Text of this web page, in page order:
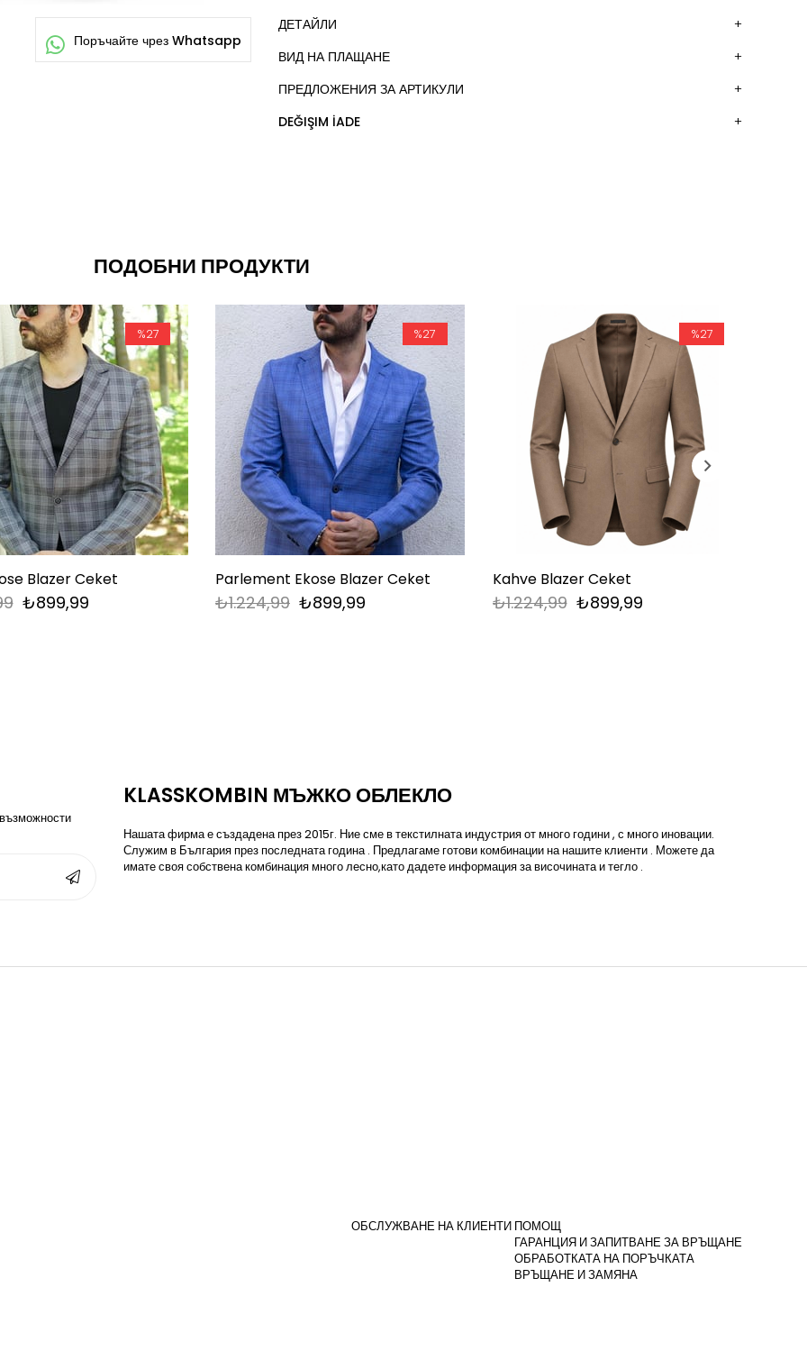
ДЕТАЙЛИ
ВИД НА ПЛАЩАНЕ
ПРЕДЛОЖЕНИЯ ЗА АРТИКУЛИ
DEĞIŞIM İADE
ПОДОБНИ ПРОДУКТИ
Blazer Ceket
₺899,99
%27
Parlement Ekose Blazer Ceket
₺899,99
₺1.224,99
%27
Kahve Blazer Ceket
₺899,99
₺1.224,99
%27
KLASSKOMBIN МЪЖКО ОБЛЕКЛО
Нашата фирма е създадена през 2015г. Ние сме в текстилната индустрия от много години , с много иновации.
Служим в България през последната година . Предлагаме готови комбинации на нашите клиенти . Можете да
имате своя собствена комбинация много лесно,като дадете информация за височината и тегло .
ОБСЛУЖВАНЕ НА КЛИЕНТИ ПОМОЩ
ГАРАНЦИЯ И ЗАПИТВАНЕ ЗА ВРЪЩАНЕ
ОБРАБОТКАТА НА ПОРЪЧКАТА
ВРЪЩАНЕ И ЗАМЯНА